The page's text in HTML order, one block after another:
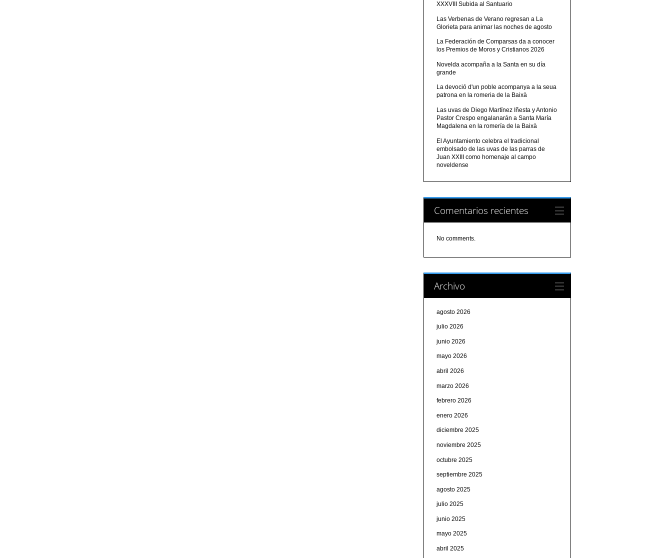
XXXVIII Subida al Santuario
Las Verbenas de Verano regresan a La
Glorieta para animar las noches de agosto
La Federación de Comparsas da a conocer
los Premios de Moros y Cristianos 2026
Novelda acompaña a la Santa en su día
grande
La devoció d'un poble acompanya a la seua
patrona en la romeria de la Baixà
Las uvas de Diego Martínez Iñesta y Antonio
Pastor Crespo engalanarán a Santa María
Magdalena en la romería de la Baixà
El Ayuntamiento celebra el tradicional
embolsado de las uvas de las parras de
Juan XXIII como homenaje al campo
noveldense
Comentarios recientes
No comments.
Archivo
agosto 2026
julio 2026
junio 2026
mayo 2026
abril 2026
marzo 2026
febrero 2026
enero 2026
diciembre 2025
noviembre 2025
octubre 2025
septiembre 2025
agosto 2025
julio 2025
junio 2025
mayo 2025
abril 2025